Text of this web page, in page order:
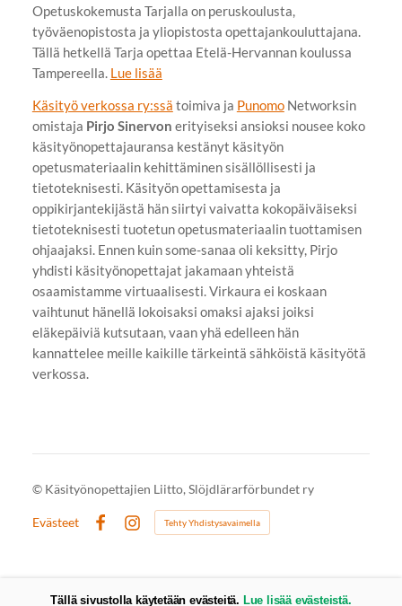
Opetuskokemusta Tarjalla on peruskoulusta,
työväenopistosta ja yliopistosta opettajankouluttajana.
Tällä hetkellä Tarja opettaa Etelä-Hervannan koulussa
Tampereella. Lue lisää
Käsityö verkossa ry:ssä toimiva ja PunomoNetworksin
omistaja Pirjo Sinervon erityiseksi ansioksi nousee koko
käsityönopettajauransa kestänyt käsityön
opetusmateriaalin kehittäminen sisällöllisesti ja
tietoteknisesti. Käsityön opettamisesta ja
oppikirjantekijästä hän siirtyi vaivatta kokopäiväiseksi
tietoteknisesti tuotetun opetusmateriaalin tuottamisen
ohjaajaksi. Ennen kuin some-sanaa oli keksitty, Pirjo
yhdisti käsityönopettajat jakamaan yhteistä
osaamistamme virtuaalisesti. Virkaura ei koskaan
vaihtunut hänellä lokoisaksi omaksi ajaksi joiksi
eläkepäiviä kutsutaan, vaan yhä edelleen hän
kannattelee meille kaikille tärkeintä sähköistä käsityötä
verkossa.
© Käsityönopettajien Liitto, Slöjdlärarförbundet ry
Evästeet
Instagram
Tehty Yhdistysavaimella
Tällä sivustolla käytetään evästeitä. Lue lisää evästeistä.